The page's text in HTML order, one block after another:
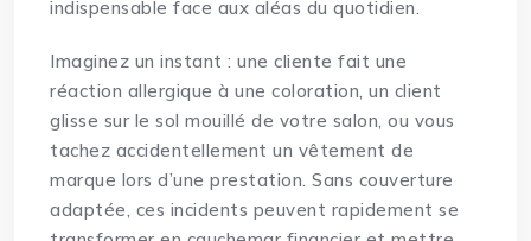
indispensable face aux aléas du quotidien.
Imaginez un instant : une cliente fait une
réaction allergique à une coloration, un client
glisse sur le sol mouillé de votre salon, ou vous
tachez accidentellement un vêtement de
marque lors d’une prestation. Sans couverture
adaptée, ces incidents peuvent rapidement se